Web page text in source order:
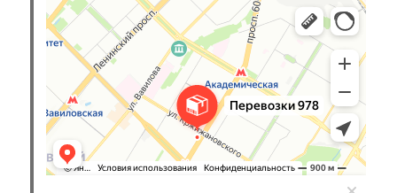
Перевозки 978
Перевозка негабаритных грузов в Москве
Автомобильные грузоперевозки в Москве